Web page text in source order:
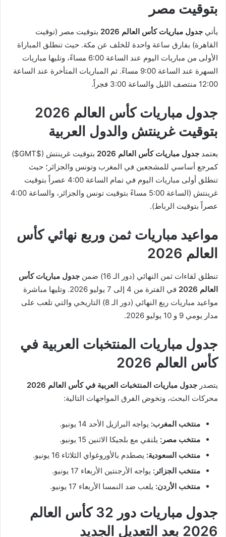
بتوقيت مصر
يأتي جدول مباريات كأس العالم 2026
بتوقيت مصر (توقيت
القاهرة) بفارق ساعة واحدة للخلف عن مكة. حيث تنطلق المباراة
الأولى من مباريات اليوم عند الساعة 6:00 مساءً، وتليها مباريات
السهرة عند الساعة 9:00 مساءً. ثم المباريات المتأخرة عند الساعة
12:00 منتصف الليل والساعة 3:00 فجراً.
جدول مباريات كأس العالم 2026
بتوقيت غرينتش والدول العربية
يعتمد جدول مباريات كأس العالم 2026 بتوقيت غرينتش ($GMT$
)
كمرجع أساسي للمشجعين في المغرب وتونس والجزائر؛ حيث
تنطلق أولى مباريات اليوم في تمام الساعة 4:00 عصراً بتوقيت
غرينتش (الساعة 5:00 مساءً بتوقيت تونس والجزائر، والساعة 4:00
عصراً بتوقيت الرباط).
مواعيد مباريات ثمن وربع نهائي كأس
العالم 2026
تنطلق لقاءات ثمن النهائي (دور الـ 16) ضمن
جدول مباريات كأس
العالم 2026
في الفترة من 4 إلى 7 يوليو 2026. وتليها مباشرة
مواعيد مباريات ربع النهائي (دور الـ 8) التاريخي والتي تلعب على
مدار يومي 9 و 10 يوليو 2026.
جدول مباريات المنتخبات العربية في
كأس العالم 2026
يتصدر جدول مباريات المنتخبات العربية في كأس العالم 2026
محركات البحث، وتخوض الفرق المواجهات التالية:
منتخب المغرب: يواجه البرازيل الأحد 14 يونيو.
منتخب مصر: يلتقي مع بلجيكا الاثنين 15 يونيو.
منتخب السعودية: يصطدم بالأوروغواي الثلاثاء 16 يونيو.
منتخب الجزائر: يواجه الأرجنتين الأربعاء 17 يونيو.
منتخب الأردن: يلعب ضد النمسا الأربعاء 17 يونيو.
جدول مباريات دور 32 كأس العالم
2026 بعد التعديل الجديد